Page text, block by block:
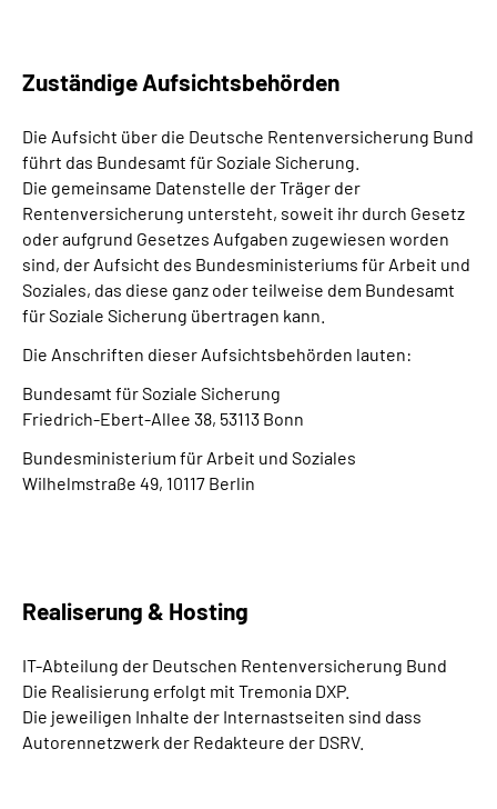
Zuständige Aufsichtsbehörden
Die Aufsicht über die Deutsche Rentenversicherung Bund
führt das Bundesamt für Soziale Sicherung.
Die gemeinsame Datenstelle der Träger der
Rentenversicherung untersteht, soweit ihr durch Gesetz
oder aufgrund Gesetzes Aufgaben zugewiesen worden
sind, der Aufsicht des Bundesministeriums für Arbeit und
Soziales, das diese ganz oder teilweise dem Bundesamt
für Soziale Sicherung übertragen kann.
Die Anschriften dieser Aufsichtsbehörden lauten:
Bundesamt für Soziale Sicherung
Friedrich-Ebert-Allee 38, 53113 Bonn
Bundesministerium für Arbeit und Soziales
Wilhelmstraße 49, 10117 Berlin
Realiserung & Hosting
IT-Abteilung der Deutschen Rentenversicherung Bund
Die Realisierung erfolgt mit Tremonia DXP.
Die jeweiligen Inhalte der Internastseiten sind dass
Autorennetzwerk der Redakteure der DSRV.